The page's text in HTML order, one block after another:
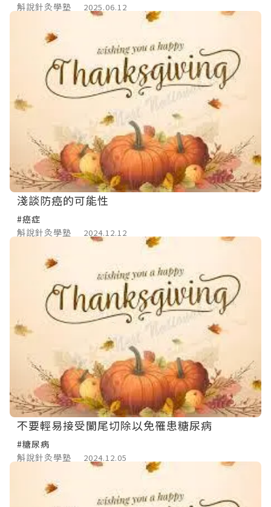
斛說針灸學塾
2025.06.12
淺談防癌的可能性
#癌症
斛說針灸學塾
2024.12.12
不要輕易接受闌尾切除以免罹患糖尿病
#糖尿病
斛說針灸學塾
2024.12.05